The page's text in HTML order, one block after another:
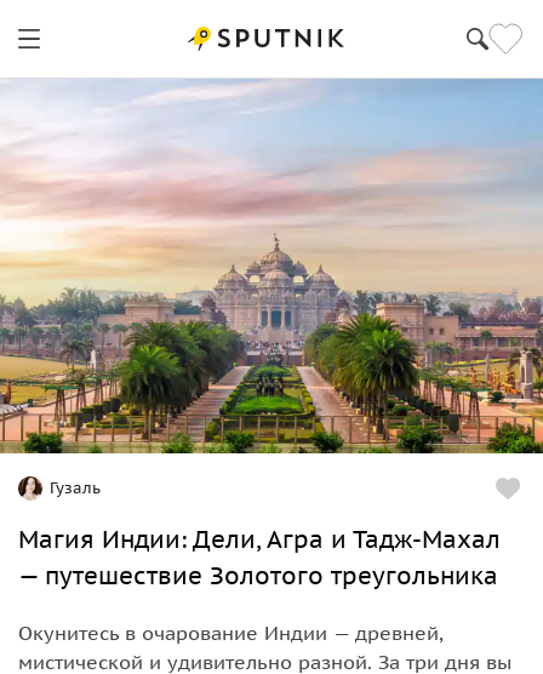
Гузаль
Магия Индии: Дели, Агра и Тадж-Махал
— путешествие Золотого треугольника
Окунитесь в очарование Индии — древней,
мистической и удивительно разной. За три дня вы